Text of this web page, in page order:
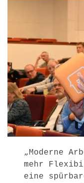
„Moderne
mehr
eine